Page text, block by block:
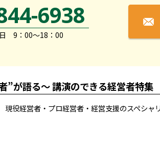
6938
9：00～18：00
”が語る～ 講演のできる経営者特集
現役経営者・プロ経営者・経営支援のスペシャ